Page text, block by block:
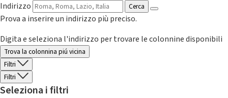
Indirizzo
Cerca
Prova a inserire un indirizzo più preciso.
Digita e seleziona l'indirizzo per trovare le colonnine disponibili
Trova la colonnina piú vicina
Filtri
Filtri
Seleziona i filtri